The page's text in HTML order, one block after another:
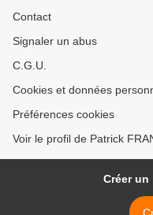
Contact
Signaler un abus
C.G.U.
Cookies et données
Préférences cookies
Voir le profil de Patrick
Créer